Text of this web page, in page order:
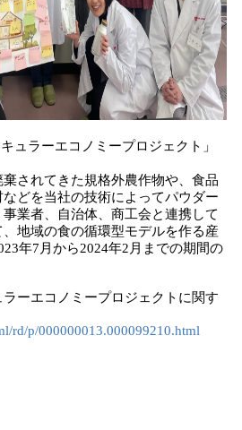
ュラーエコノミープロジェクト」
されてきた規格外農作物や、食品
どを当社の技術によってパウダー
業者、自治体、商工会と連携して
地域の食の循環型モデルを作る産
年7月から2024年2月までの期間の
ーエコノミープロジェクトに関す
rd/p/000000013.000099210.html